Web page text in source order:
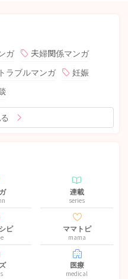
ガ
夫婦関係マンガ
ラブルマンガ
妊娠
連載
series
ピ ママトピ
mama
医療
medical